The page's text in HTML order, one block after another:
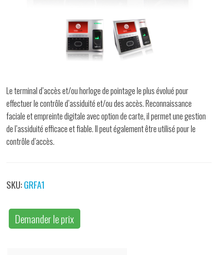
Le terminal d’accès et/ou horloge de pointage le plus évolué pour
effectuer le contrôle d’assiduité et/ou des accès. Reconnaissance
faciale et empreinte digitale avec option de carte, il permet une gestion
de l’assiduité efficace et fiable. Il peut également être utilisé pour le
contrôle d’accès.
SKU:GRFA1
Demander le prix